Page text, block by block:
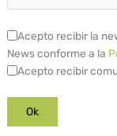
Acepto recibir la
News conforme a la
Acepto recibir